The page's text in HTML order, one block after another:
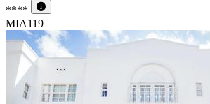
****
MIA119